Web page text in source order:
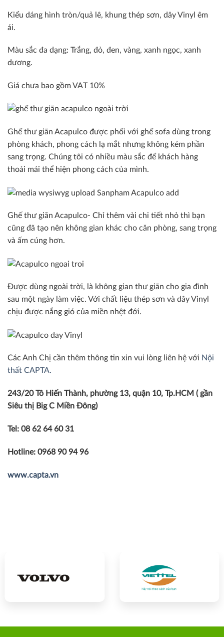
Kiểu dáng hình tròn/quả lê, khung thép sơn, dây Vinyl êm
ái.
Màu sắc đa dạng: Trắng, đỏ, đen, vàng, xanh ngọc, xanh
dương.
Giá chưa bao gồm VAT 10%
Ghế thư giãn Acapulco được phối với ghế sofa dùng trong
phòng khách, phong cách lạ mắt nhưng không kém phần
sang trọng. Chúng tôi có nhiều màu sắc để khách hàng
thoải mái thể hiện phong cách của mình.
Ghế thư giãn Acapulco- Chỉ thêm vài chi tiết nhỏ thì bạn
cũng đã tạo nên không gian khác cho căn phòng, sang trọng
và ấm cúng hơn.
Được dùng ngoài trời, là không gian thư giãn cho gia đình
sau một ngày làm việc. Với chất liệu thép sơn và dây Vinyl
chịu được nắng gió của miền nhệt đới.
Các Anh Chị cần thêm thông tin xin vui lòng liên hệ với Nội
thất CAPTA.
243/20 Tô Hiến Thành, phường 13, quận 10, Tp.HCM ( gần
Siêu thị Big C Miền Đông)
Tel: 08 62 64 60 31
Hotline: 0968 90 94 96
www.capta.vn